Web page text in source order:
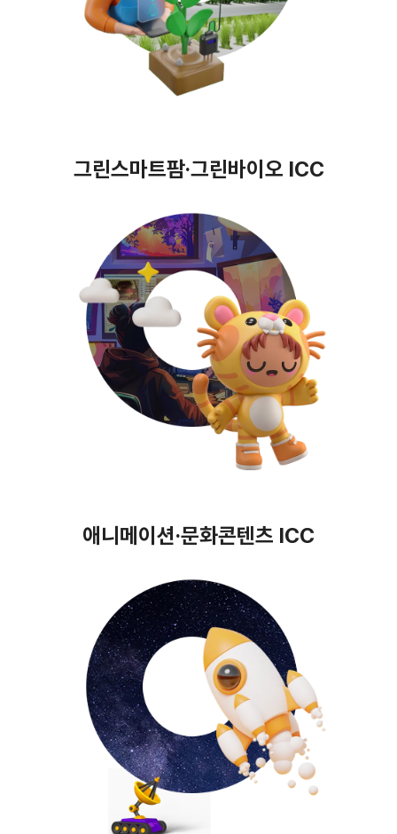
그린스마트팜·그린바이오 ICC
애니메이션·문화콘텐츠 ICC